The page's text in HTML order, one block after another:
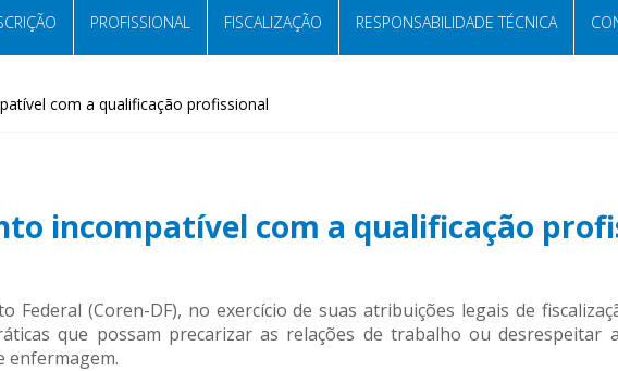
PROFISSIONAL FISCALIZAÇÃO RESPONSABILIDADE TÉCNICA
com a qualificação profissional
incompatível com a qualificação
Federal (Coren-DF), no exercício de suas atribuições legais de
que possam precarizar as relações de trabalho ou desrespeitar
enfermagem.